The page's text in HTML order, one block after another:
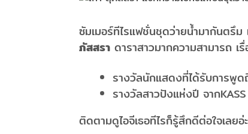
ซัมเมอร์ทีไรแฟชั่นชุดว่ายน้ำมากันตรึม
ภัสสรา ดาราสาวมากความสามารถ
รางวัลนักแสดงที่ได้รับการพู
รางวัลสาวปังแห่งปี จาก
ติดตามดูไอจีเธอทีไรก็รู้สึกดีต่อใจเลย